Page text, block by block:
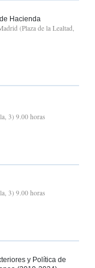
Hacienda
(Plaza de la Lealtad,
3) 9.00 horas
3) 9.00 horas
y Política de